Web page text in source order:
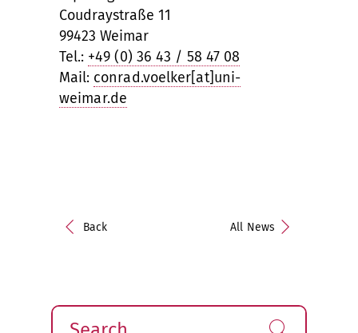
Coudraystraße 11
99423 Weimar
Tel.: +49 (0) 36 43 / 58 47 08
Mail: conrad.voelker[at]uni-
weimar.de
Back All News
Search